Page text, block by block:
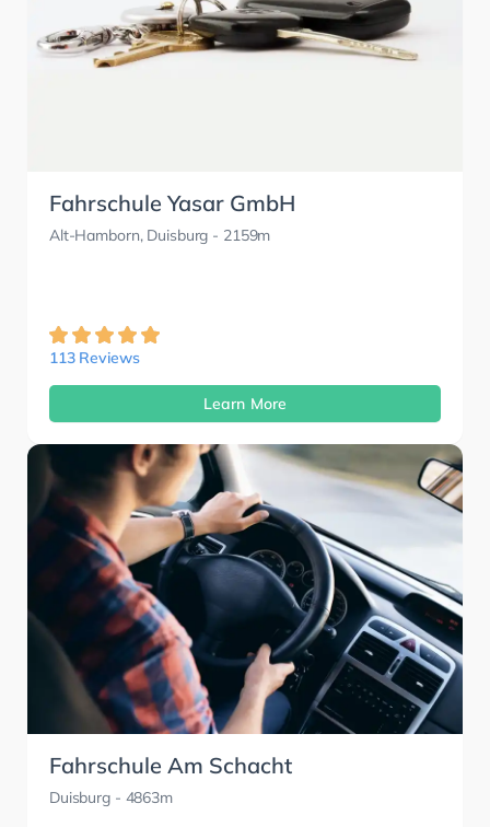
Fahrschule Yasar GmbH
Alt-Hamborn, Duisburg - 2159m
113 Reviews
Learn More
Fahrschule Am Schacht
Duisburg- 4863m